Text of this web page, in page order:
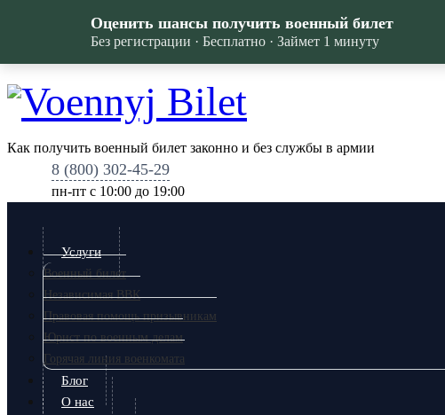
Как получить военный билет законно и без службы в армии
8 (800) 302-45-29
пн-пт c 10:00 до 19:00
Услуги
Военный билет
Независимая ВВК
Правовая помощь призывникам
Юрист по военным делам
Горячая линия военкомата
Блог
О нас
Оценить шансы получить военный билет
Без регистрации · Бесплатно · Займет 1 минуту